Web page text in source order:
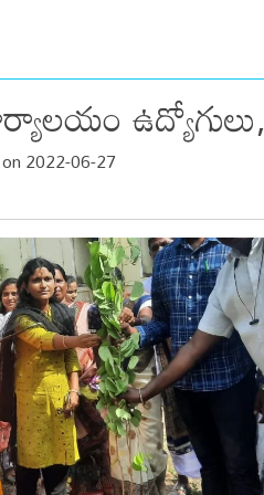
2022-06-27